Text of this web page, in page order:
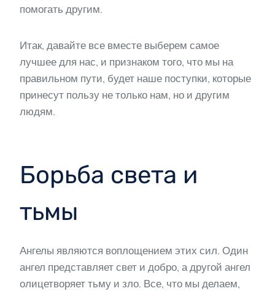
помогать другим.
Итак, давайте все вместе выберем самое
лучшее для нас, и признаком того, что мы на
правильном пути, будет наше поступки, которые
принесут пользу не только нам, но и другим
людям.
Борьба света и
тьмы
Ангелы являются воплощением этих сил. Один
ангел представляет свет и добро, а другой ангел
олицетворяет тьму и зло. Все, что мы делаем,